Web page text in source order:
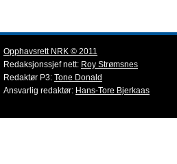
Opphavsrett NRK © 2011
Redaksjonssjef nett: Roy Strømsnes
Redaktør P3: Tone Donald
Ansvarlig redaktør: Hans-Tore Bjerkaas